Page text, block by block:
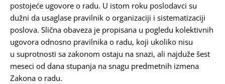
postojeće ugovore o radu. U istom roku poslodavci su
dužni da usaglase pravilnik o organizaciji i sistematizaciji
poslova. Slična obaveza je propisana u pogledu kolektivnih
ugovora odnosno pravilnika o radu, koji ukoliko nisu
u suprotnosti sa zakonom ostaju na snazi, ali najduže šest
meseci od dana stupanja na snagu predmetnih izmena
Zakona o radu.